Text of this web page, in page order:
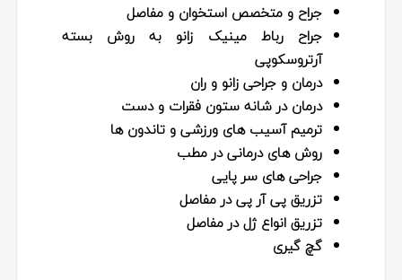
جراح و متخصص استخوان و مفاصل
جراح رباط مینیک زانو به روش بسته
آرتروسکوپی
درمان و جراحی زانو و ران
درمان در شانه ستون فقرات و دست
ترمیم آسیب های ورزشی و تاندون ها
روش های درمانی در مطب
جراحی های سر پایی
تزریق پی آر پی در مفاصل
تزریق انواع ژل در مفاصل
گچ گیری